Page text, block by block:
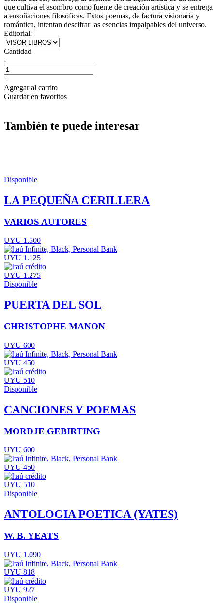
que cultiva el asombro como fuente de creación artística y se entrega
a ensoñaciones filosóficas. Estos poemas, de factura visionaria y
romántica, intentan descifrar las esencias impalpables del universo.
Editorial:
Cantidad
-
+
Agregar al carrito
Guardar en favoritos
También te puede interesar
Disponible
LA PEQUEÑA CERILLERA
VARIOS AUTORES
UYU 1.500
UYU 1.125
UYU 1.275
Disponible
PUERTA DEL SOL
CHRISTOPHE MANON
UYU 600
UYU 450
UYU 510
Disponible
CANCIONES Y POEMAS
MORDJE GEBIRTING
UYU 600
UYU 450
UYU 510
Disponible
ANTOLOGIA POETICA (YATES)
W. B. YEATS
UYU 1.090
UYU 818
UYU 927
Disponible